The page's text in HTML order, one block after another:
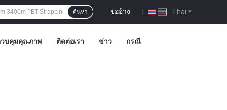
Thai
ขออ้าง |
ค้นหา
วบคุมคุณภาพ ติดต่อเรา ข่าว กรณี